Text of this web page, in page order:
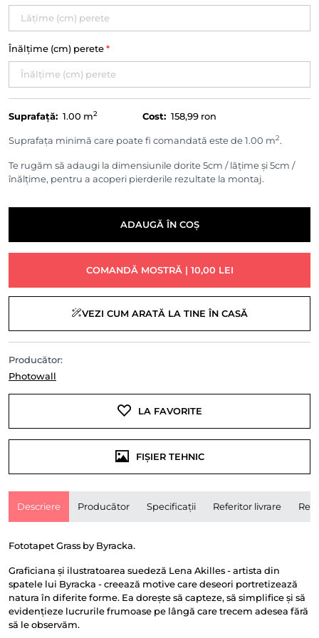
Înălțime (cm) perete *
Suprafață: 1.00 m2 Cost: 158,99 ron
Suprafața minimă care poate fi comandată este de 1.00 m2.
Te rugăm să adaugi la dimensiunile dorite 5cm / lățime și 5cm /
înălțime, pentru a acoperi pierderile rezultate la montaj.
ADAUGĂ ÎN COȘ
COMANDĂ MOSTRĂ | 10,00 LEI
VEZI CUM ARATĂ LA TINE ÎN CASĂ
Producător:
Photowall
LA FAVORITE
FIȘIER TEHNIC
Descriere Producător Specificații Referitor livrare
Fototapet Grass by Byracka.
Graficiana și ilustratoarea suedeză Lena Akilles - artista din
spatele lui Byracka - creează motive care deseori portretizează
natura în diferite forme. Ea dorește să capteze, să simplifice și să
evidențieze lucrurile frumoase pe lângă care trecem adesea fără
să le observăm.